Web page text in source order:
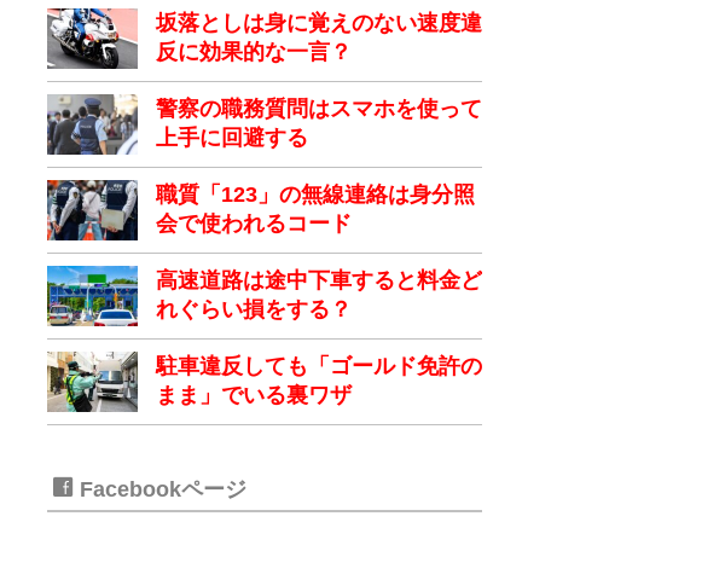
坂落としは身に覚えのない速度違
反に効果的な一言？
警察の職務質問はスマホを使って
上手に回避する
職質「123」の無線連絡は身分照
会で使われるコード
高速道路は途中下車すると料金ど
れぐらい損をする？
駐車違反しても「ゴールド免許の
まま」でいる裏ワザ
Facebookページ